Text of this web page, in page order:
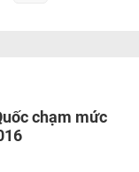
chạm mức